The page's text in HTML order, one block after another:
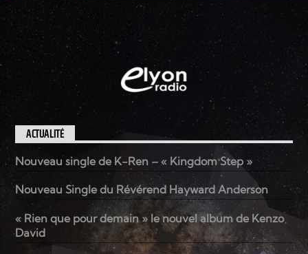
ACTUALITÉ
Nouveau single de K-Ren – « Kingdom Step »
Nouveau Single du Révérend Hayward Anderson
« Rien que pour demain » le nouvel album de Kenzo
David